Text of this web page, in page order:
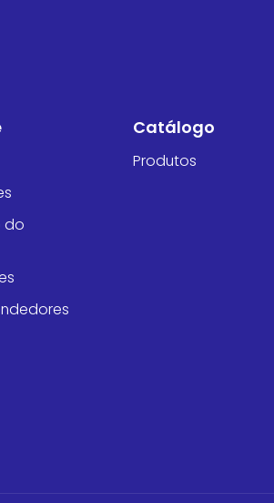
do
Catálogo
Produtos